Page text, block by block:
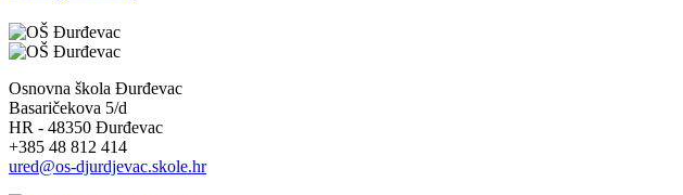
Osnovna škola Đurđevac
Basaričekova 5/d
HR - 48350 Đurđevac
+385 48 812 414
ured@os-djurdjevac.skole.hr